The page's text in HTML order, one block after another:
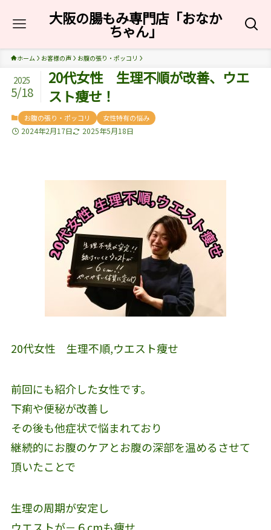
大阪の腸もみ専門店「おなか
ちゃん」
ホーム お客様の声 お腹の張り・ポッコリ
20代女性 生理不順が改善、ウエ
スト痩せ！
2025
5/18
お腹の張り・ポッコリ 女性特有の悩み
2024年2月17日 2025年5月18日
20代女性 生理不順,ウエスト痩せ
前回にも紹介した女性です。
下痢や便秘が改善し
その後も他症状で悩まれており
継続的にお腹のケアとお腹の深部を温めるさせて
頂いたことで
生理の周期が安定し